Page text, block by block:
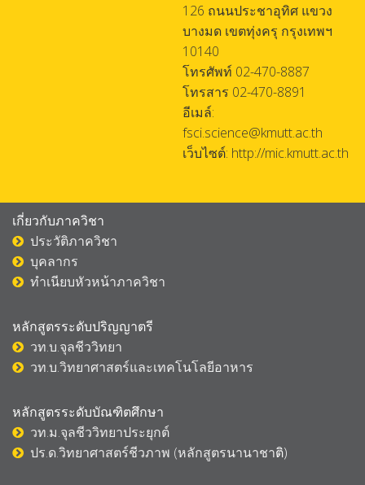
126 ถนนประชาอุทิศ แขวง
บางมด เขตทุ่งครุ กรุงเทพฯ
10140
โทรศัพท์ 02-470-8887
โทรสาร 02-470-8891
อีเมล์:
fsci.science@kmutt.ac.th
เว็บไซต์: http://mic.kmutt.ac.th
เกี่ยวกับภาควิชา
ประวัติภาควิชา
บุคลากร
ทำเนียบหัวหน้าภาควิชา
หลักสูตรระดับปริญญาตรี
วท.บ.จุลชีววิทยา
วท.บ.วิทยาศาสตร์และเทคโนโลยีอาหาร
หลักสูตรระดับบัณฑิตศึกษา
วท.ม.จุลชีววิทยาประยุกต์
ปร.ด.วิทยาศาสตร์ชีวภาพ (หลักสูตรนานาชาติ)